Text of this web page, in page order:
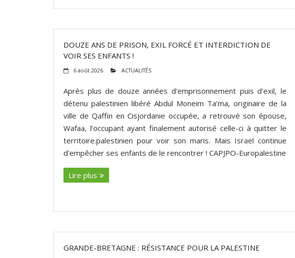
DOUZE ANS DE PRISON, EXIL FORCÉ ET INTERDICTION DE
VOIR SES ENFANTS !
6 août 2026 ACTUALITÉS
Après plus de douze années d’emprisonnement puis d’exil, le
détenu palestinien libéré Abdul Moneim Ta’ma, originaire de la
ville de Qaffin en Cisjordanie occupée, a retrouvé son épouse,
Wafaa, l’occupant ayant finalement autorisé celle-ci à quitter le
territoire.palestinien pour voir son maris. Mais Israël continue
d’empêcher ses enfants de le rencontrer ! CAPJPO-Europalestine
Lire plus
GRANDE-BRETAGNE : RÉSISTANCE POUR LA PALESTINE